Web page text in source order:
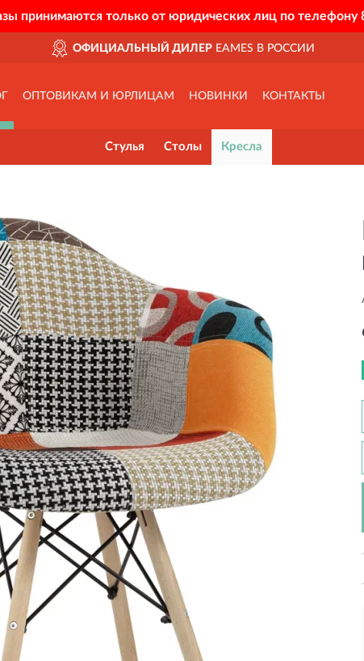
принимаются только от юридических лиц по телефону
ОФИЦИАЛЬНЫЙ ДИЛЕРEAMES В РОССИИ
ОПТОВИКАМ И ЮРЛИЦАМ НОВИНКИ КОНТАКТЫ
Стулья Столы Кресла